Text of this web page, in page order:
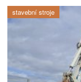
stavební stroje